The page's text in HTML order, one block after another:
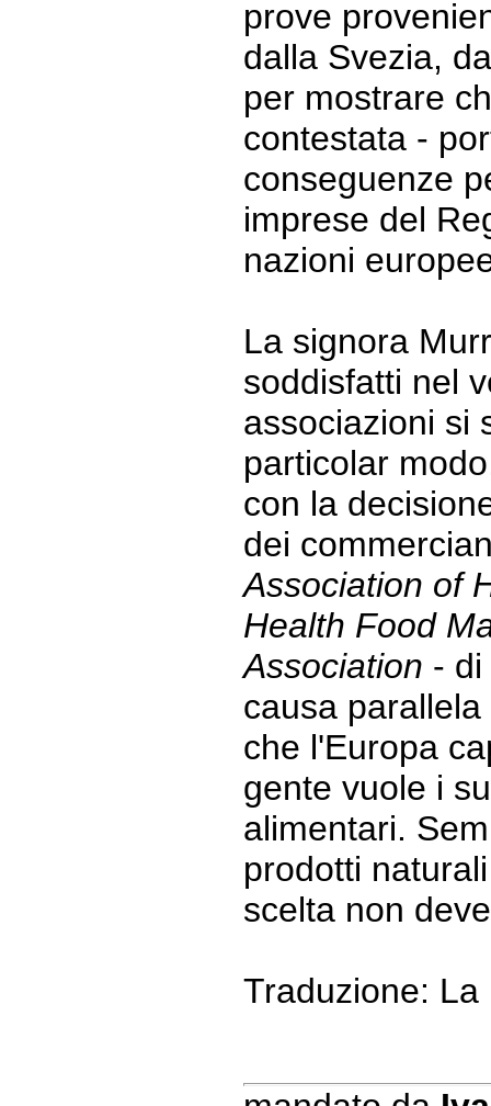
prove
dalla Svezia,
per mostrare
contestata -
conseguenze
imprese del
nazioni
La signora
soddisfatti nel
associazioni si
particolar
con la
dei
Association of
Health Food
Association -
causa
che l'Europa
gente vuole i
alimentari.
prodotti
scelta non
Traduzione: La